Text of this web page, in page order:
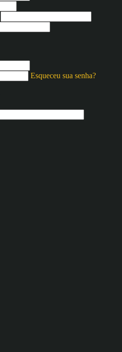
Esqueceu sua senha?